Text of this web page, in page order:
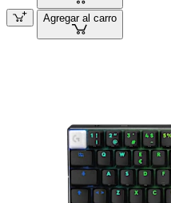
Agregar al carro